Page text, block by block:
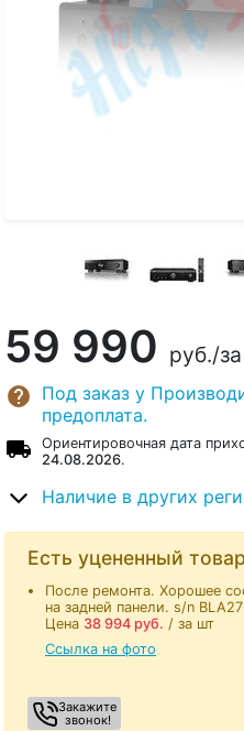
59 990 руб./
Под заказ у
предоплата.
Ориентировочная дата
24.08.2026.
Наличие в других
Есть уцененный
После ремонта. Хорошее
на задней панели. s/n
Цена 38 994 руб. / за шт
Ссылка на фото
Закажите
звонок!